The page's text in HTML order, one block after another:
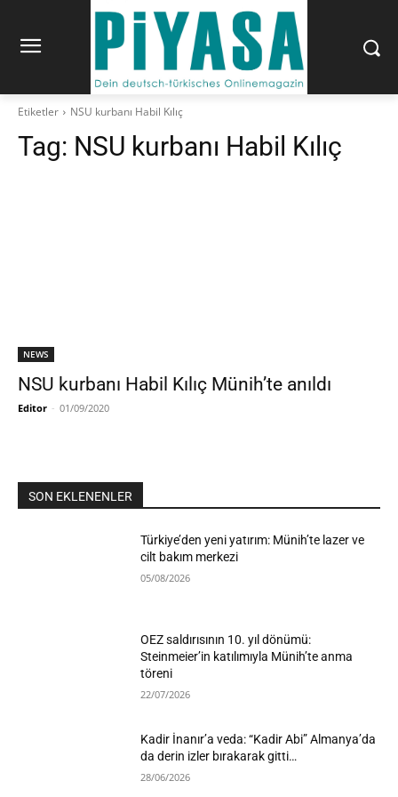
Etiketler NSU kurbanı Habil Kılıç
Tag: NSU kurbanı Habil Kılıç
NEWS
NSU kurbanı Habil Kılıç Münih’te anıldı
Editor - 01/09/2020
SON EKLENENLER
Türkiye’den yeni yatırım: Münih’te lazer ve
cilt bakım merkezi
05/08/2026
OEZ saldırısının 10. yıl dönümü:
Steinmeier’in katılımıyla Münih’te anma
töreni
22/07/2026
Kadir İnanır’a veda: “Kadir Abi” Almanya’da
da derin izler bırakarak gitti…
28/06/2026